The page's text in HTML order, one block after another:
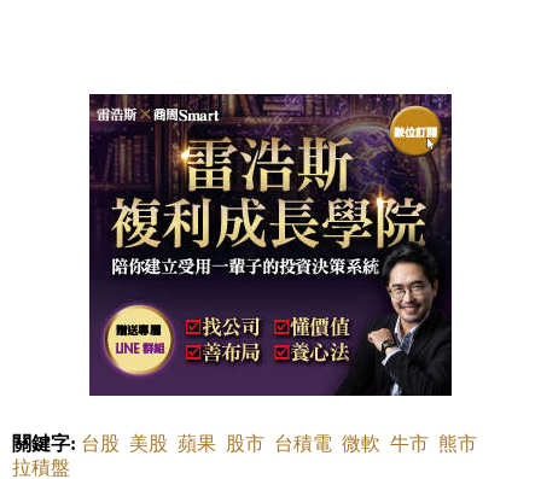
關鍵字: 台股 美股 蘋果 股市 台積電 微軟 牛市 熊市
拉積盤